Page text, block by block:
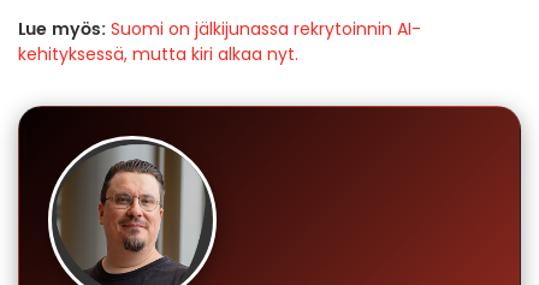
Lue myös: Suomi on jälkijunassa rekrytoinnin AI-
kehityksessä, mutta kiri alkaa nyt.